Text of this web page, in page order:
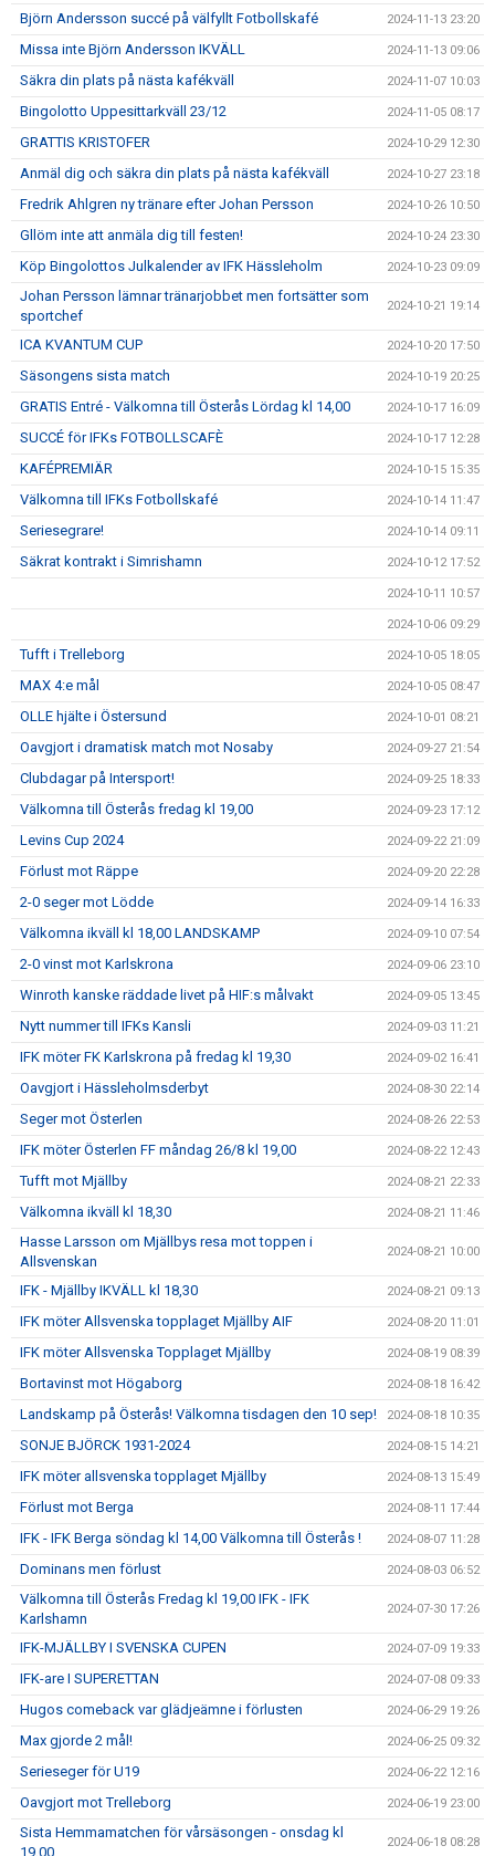
Björn Andersson succé på välfyllt Fotbollskafé 2024-11-13 23:20
Missa inte Björn Andersson IKVÄLL 2024-11-13 09:06
Säkra din plats på nästa kafékväll 2024-11-07 10:03
Bingolotto Uppesittarkväll 23/12 2024-11-05 08:17
GRATTIS KRISTOFER 2024-10-29 12:30
Anmäl dig och säkra din plats på nästa kafékväll 2024-10-27 23:18
Fredrik Ahlgren ny tränare efter Johan Persson 2024-10-26 10:50
Gllöm inte att anmäla dig till festen! 2024-10-24 23:30
Köp Bingolottos Julkalender av IFK Hässleholm 2024-10-23 09:09
Johan Persson lämnar tränarjobbet men fortsätter som
sportchef
2024-10-21 19:14
ICA KVANTUM CUP 2024-10-20 17:50
Säsongens sista match 2024-10-19 20:25
GRATIS Entré - Välkomna till Österås Lördag kl 14,00 2024-10-17 16:09
SUCCÉ för IFKs FOTBOLLSCAFÈ 2024-10-17 12:28
KAFÉPREMIÄR 2024-10-15 15:35
Välkomna till IFKs Fotbollskafé 2024-10-14 11:47
Seriesegrare! 2024-10-14 09:11
Säkrat kontrakt i Simrishamn 2024-10-12 17:52
2024-10-11 10:57
2024-10-06 09:29
Tufft i Trelleborg 2024-10-05 18:05
MAX 4:e mål 2024-10-05 08:47
OLLE hjälte i Östersund 2024-10-01 08:21
Oavgjort i dramatisk match mot Nosaby 2024-09-27 21:54
Clubdagar på Intersport! 2024-09-25 18:33
Välkomna till Österås fredag kl 19,00 2024-09-23 17:12
Levins Cup 2024 2024-09-22 21:09
Förlust mot Räppe 2024-09-20 22:28
2-0 seger mot Lödde 2024-09-14 16:33
Välkomna ikväll kl 18,00 LANDSKAMP 2024-09-10 07:54
2-0 vinst mot Karlskrona 2024-09-06 23:10
Winroth kanske räddade livet på HIF:s målvakt 2024-09-05 13:45
Nytt nummer till IFKs Kansli 2024-09-03 11:21
IFK möter FK Karlskrona på fredag kl 19,30 2024-09-02 16:41
Oavgjort i Hässleholmsderbyt 2024-08-30 22:14
Seger mot Österlen 2024-08-26 22:53
IFK möter Österlen FF måndag 26/8 kl 19,00 2024-08-22 12:43
Tufft mot Mjällby 2024-08-21 22:33
Välkomna ikväll kl 18,30 2024-08-21 11:46
Hasse Larsson om Mjällbys resa mot toppen i
Allsvenskan
2024-08-21 10:00
IFK - Mjällby IKVÄLL kl 18,30 2024-08-21 09:13
IFK möter Allsvenska topplaget Mjällby AIF 2024-08-20 11:01
IFK möter Allsvenska Topplaget Mjällby 2024-08-19 08:39
Bortavinst mot Högaborg 2024-08-18 16:42
Landskamp på Österås! Välkomna tisdagen den 10 sep! 2024-08-18 10:35
SONJE BJÖRCK 1931-2024 2024-08-15 14:21
IFK möter allsvenska topplaget Mjällby 2024-08-13 15:49
Förlust mot Berga 2024-08-11 17:44
IFK - IFK Berga söndag kl 14,00 Välkomna till Österås ! 2024-08-07 11:28
Dominans men förlust 2024-08-03 06:52
Välkomna till Österås Fredag kl 19,00 IFK - IFK
Karlshamn
2024-07-30 17:26
IFK-MJÄLLBY I SVENSKA CUPEN 2024-07-09 19:33
IFK-are I SUPERETTAN 2024-07-08 09:33
Hugos comeback var glädjeämne i förlusten 2024-06-29 19:26
Max gjorde 2 mål! 2024-06-25 09:32
Serieseger för U19 2024-06-22 12:16
Oavgjort mot Trelleborg 2024-06-19 23:00
Sista Hemmamatchen för vårsäsongen - onsdag kl
19,00
2024-06-18 08:28